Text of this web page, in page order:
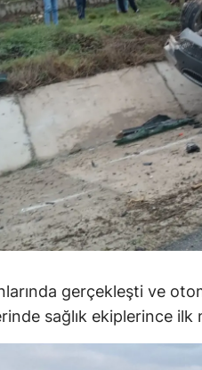
Kastamonu
Kayseri
Kırklareli
Kırşehir
Kocaeli
Konya
Kütahya
Manisa
Kahramanmaraş
gerçekleşti ve
sağlık ekiplerince